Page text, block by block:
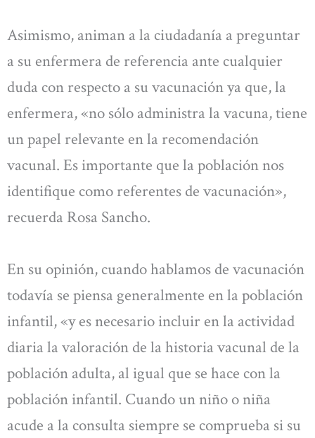
Asimismo, animan a la ciudadanía a preguntar
a su enfermera de referencia ante cualquier
duda con respecto a su vacunación ya que, la
enfermera, «no sólo administra la vacuna, tiene
un papel relevante en la recomendación
vacunal. Es importante que la población nos
identifique como referentes de vacunación»,
recuerda Rosa Sancho.
En su opinión, cuando hablamos de vacunación
todavía se piensa generalmente en la población
infantil, «y es necesario incluir en la actividad
diaria la valoración de la historia vacunal de la
población adulta, al igual que se hace con la
población infantil. Cuando un niño o niña
acude a la consulta siempre se comprueba si su